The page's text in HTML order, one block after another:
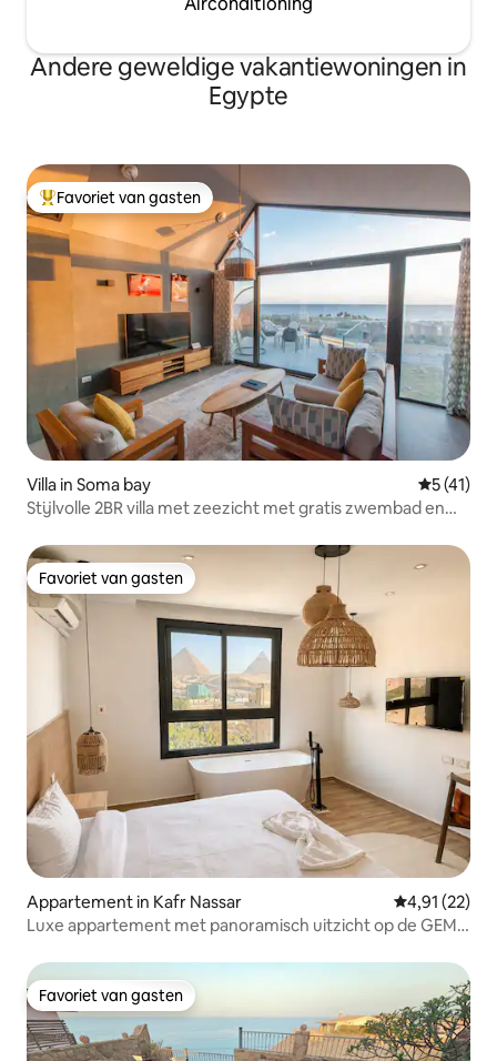
Andere geweldige vakantiewoningen in
Egypte
Topfavoriet van gasten
Favoriet van gasten
Villa in Soma bay
5 (41)
Stijlvolle 2BR villa met zeezicht met gratis zwembad en
Favoriet van gasten
Favoriet van gasten
Appartement in Kafr Nassar Gemiddelde
4,91 (22)
Luxe appartement met panoramisch uitzicht op de GEM
Favoriet van gasten
Favoriet van gasten